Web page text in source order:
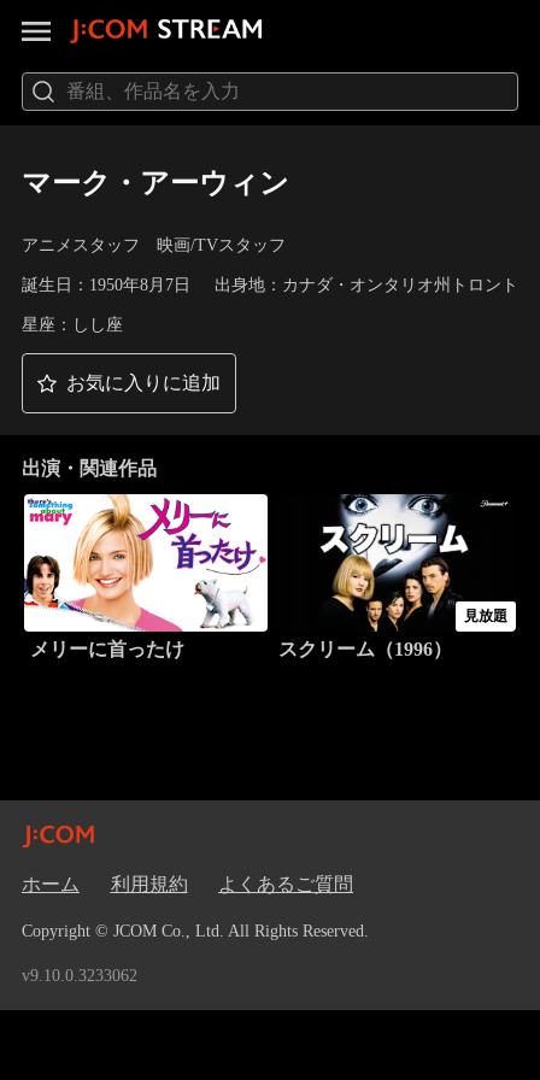
マーク・アーウィン
アニメスタッフ 映画/TVスタッフ
誕生日：1950年8月7日 出身地：カナダ・オンタリオ州トロント
星座：しし座
お気に入りに追加
出演・関連作品
メリーに首ったけ
見放題
スクリーム（1996）
ホーム 利用規約 よくあるご質問
Copyright © JCOM Co., Ltd. All Rights Reserved.
v9.10.0.3233062